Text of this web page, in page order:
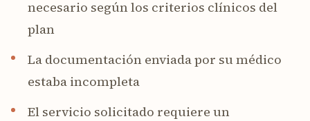
necesario según los criterios clínicos del
plan
La documentación enviada por su médico
estaba incompleta
El servicio solicitado requiere un